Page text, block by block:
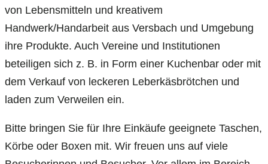
von Lebensmitteln und kreativem
Handwerk/Handarbeit aus Versbach und Umgebung
ihre Produkte. Auch Vereine und Institutionen
beteiligen sich z. B. in Form einer Kuchenbar oder mit
dem Verkauf von leckeren Leberkäsbrötchen und
laden zum Verweilen ein.
Bitte bringen Sie für Ihre Einkäufe geeignete Taschen,
Körbe oder Boxen mit. Wir freuen uns auf viele